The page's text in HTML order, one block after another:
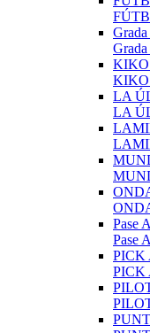
LA
LA
Pase
Pase
PICK
PICK